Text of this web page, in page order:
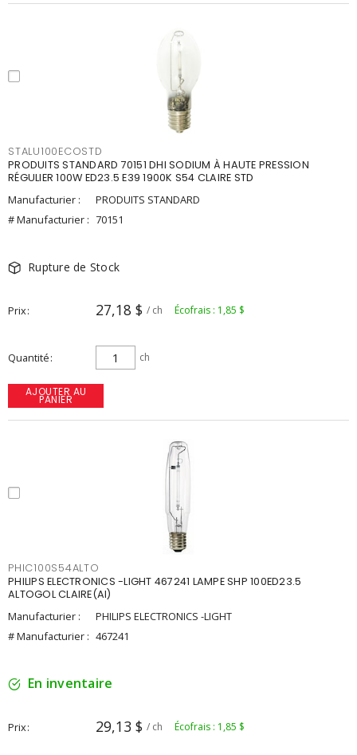
STALU100ECOSTD
PRODUITS STANDARD 70151 DHI SODIUM À HAUTE PRESSION
RÉGULIER 100W ED23.5 E39 1900K S54 CLAIRE STD
Manufacturier :
PRODUITS STANDARD
# Manufacturier : 70151
Rupture de Stock
Prix 27,18 $ / ch Écofrais : 1,85 $
Quantité ch
AJOUTER AU
PANIER
PHIC100S54ALTO
PHILIPS ELECTRONICS -LIGHT 467241 LAMPE SHP 100ED23.5
ALTOGOL CLAIRE(AI)
Manufacturier :
PHILIPS ELECTRONICS -LIGHT
# Manufacturier : 467241
En inventaire
Prix 29,13 $ / ch Écofrais : 1,85 $